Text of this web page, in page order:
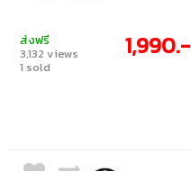
ส่งฟรี
3,132 views
1 sold
1,990.-